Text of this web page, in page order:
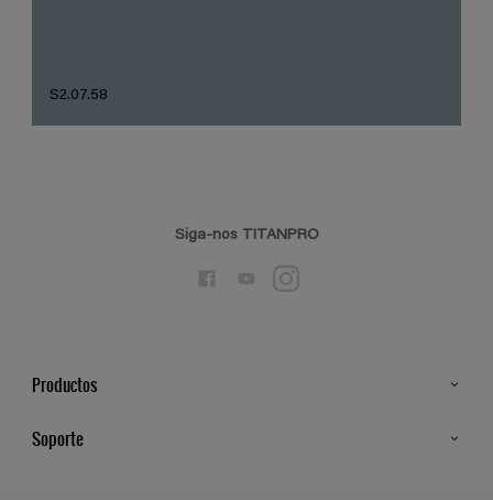
S2.07.58
Siga-nos TITANPRO
Productos
Soporte